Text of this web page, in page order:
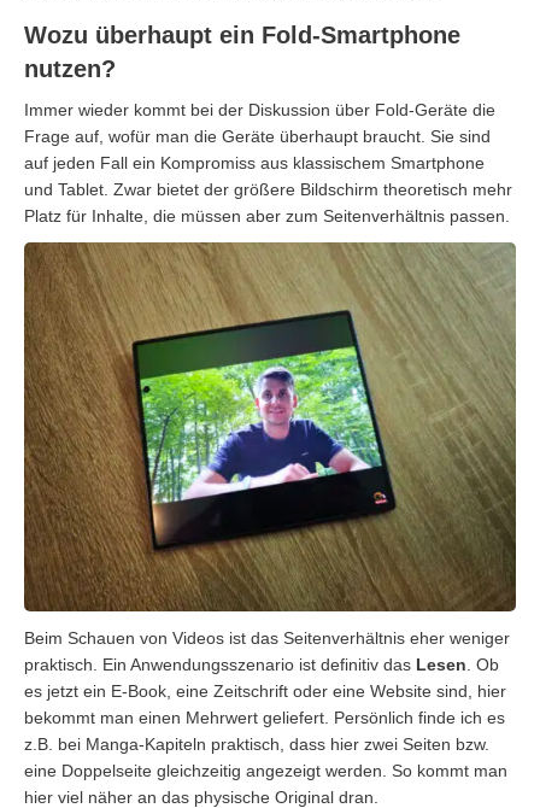
Wozu überhaupt ein Fold-Smartphone
nutzen?
Immer wieder kommt bei der Diskussion über Fold-Geräte die
Frage auf, wofür man die Geräte überhaupt braucht. Sie sind
auf jeden Fall ein Kompromiss aus klassischem Smartphone
und Tablet. Zwar bietet der größere Bildschirm theoretisch mehr
Platz für Inhalte, die müssen aber zum Seitenverhältnis passen.
Beim Schauen von Videos ist das Seitenverhältnis eher weniger
praktisch. Ein Anwendungsszenario ist definitiv das Lesen . Ob
es jetzt ein E-Book, eine Zeitschrift oder eine Website sind, hier
bekommt man einen Mehrwert geliefert. Persönlich finde ich es
z.B. bei Manga-Kapiteln praktisch, dass hier zwei Seiten bzw.
eine Doppelseite gleichzeitig angezeigt werden. So kommt man
hier viel näher an das physische Original dran.